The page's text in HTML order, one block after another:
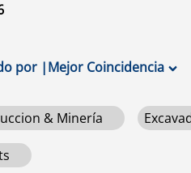
por |Mejor Coincidencia
& Minería